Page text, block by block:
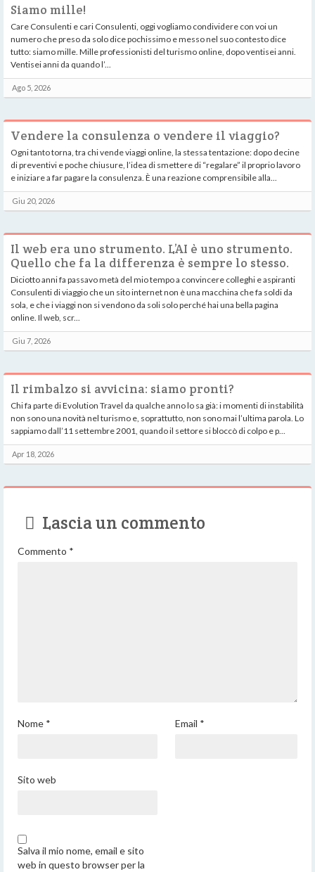
Siamo mille!
Care Consulenti e cari Consulenti, oggi vogliamo condividere con voi un
numero che preso da solo dice pochissimo e messo nel suo contesto dice
tutto: siamo mille. Mille professionisti del turismo online, dopo ventisei anni.
Ventisei anni da quando l’...
Ago 5, 2026
Vendere la consulenza o vendere il viaggio?
Ogni tanto torna, tra chi vende viaggi online, la stessa tentazione: dopo decine
di preventivi e poche chiusure, l’idea di smettere di “regalare” il proprio lavoro
e iniziare a far pagare la consulenza. È una reazione comprensibile alla...
Giu 20, 2026
Il web era uno strumento. L’AI è uno strumento.
Quello che fa la differenza è sempre lo stesso.
Diciotto anni fa passavo metà del mio tempo a convincere colleghi e aspiranti
Consulenti di viaggio che un sito internet non è una macchina che fa soldi da
sola, e che i viaggi non si vendono da soli solo perché hai una bella pagina
online. Il web, scr...
Giu 7, 2026
Il rimbalzo si avvicina: siamo pronti?
Chi fa parte di Evolution Travel da qualche anno lo sa già: i momenti di instabilità
non sono una novità nel turismo e, soprattutto, non sono mai l’ultima parola. Lo
sappiamo dall’11 settembre 2001, quando il settore si bloccò di colpo e p...
Apr 18, 2026
Lascia un commento
Commento *
Nome * Email *
Sito web
Salva il mio nome, email e sito
web in questo browser per la